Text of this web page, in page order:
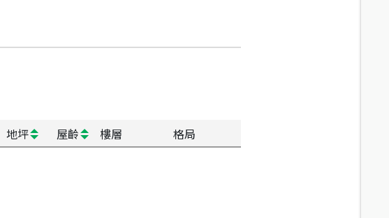
地坪 屋齡 樓層 格局